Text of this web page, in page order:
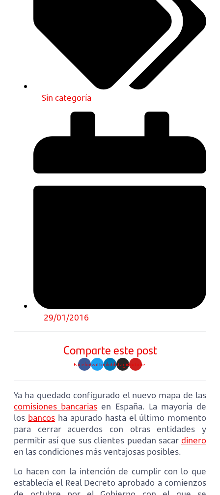
Sin categoría
29/01/2016
Comparte este post
FacebookTwitterLinkedinInstagramYoutube
Ya ha quedado configurado el nuevo mapa de las
comisiones bancarias en España. La mayoría de
los bancos ha apurado hasta el último momento
para cerrar acuerdos con otras entidades y
permitir así que sus clientes puedan sacar dinero
en las condiciones más ventajosas posibles.
Lo hacen con la intención de cumplir con lo que
establecía el Real Decreto aprobado a comienzos